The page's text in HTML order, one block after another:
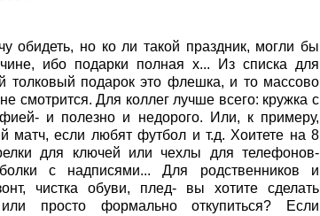
обидеть, но ко ли такой праздник, могли бы
ибо подарки полная х... Из списка для
толковый подарок это флешка, и то массово
смотрится. Для коллег лучше всего: кружка с
и полезно и недорого. Или, к примеру,
матч, если любят футбол и т.д. Хоитете на 8
для ключей или чехлы для телефонов-
с надписями... Для родственников и
чистка обуви, плед- вы хотите сделать
просто формально откупиться? Если